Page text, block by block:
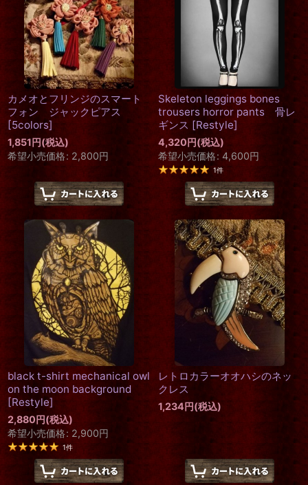
カメオとフリンジのスマート
フォン ジャックピアス
[5colors]
1,851円(税込)
希望小売価格: 2,800円
Skeleton leggings bones
trousers horror pants 骨レ
ギンス [Restyle]
4,320円(税込)
希望小売価格: 4,600円
1件
black t-shirt mechanical owl
on the moon background
[Restyle]
2,880円(税込)
希望小売価格: 2,900円
1件
レトロカラーオオハシのネッ
クレス
1,234円(税込)